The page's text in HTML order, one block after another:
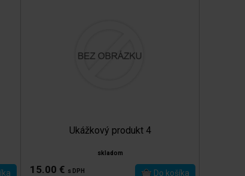
Ukážkový produkt 4
skladom
15.00 € s DPH